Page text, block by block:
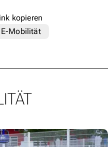
kopieren
E-Mobilität